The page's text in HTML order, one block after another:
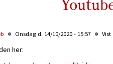
Onsdag d. 14/10/2020 - 15:57 Vist
her: